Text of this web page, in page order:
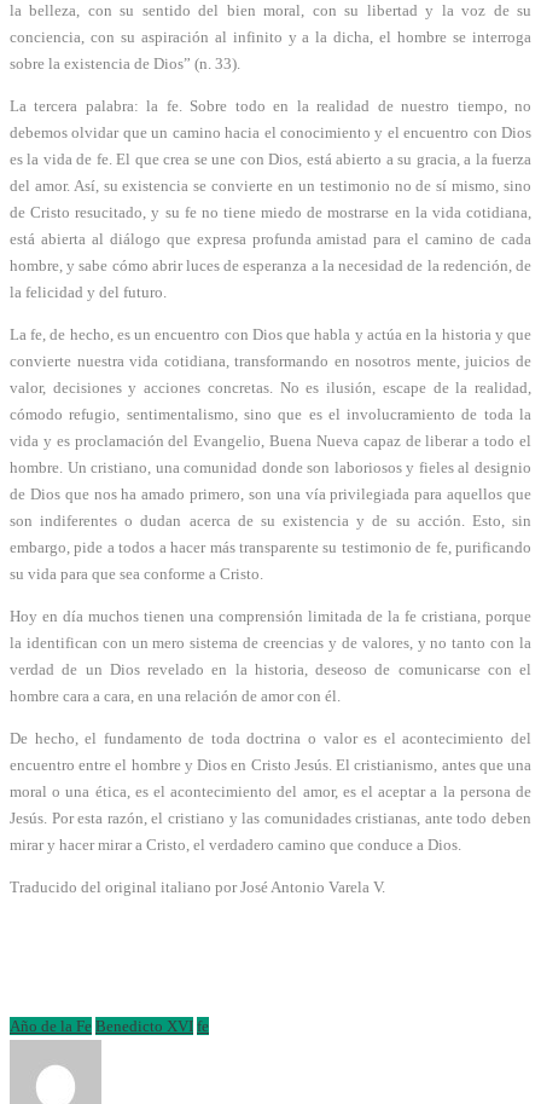
la belleza, con su sentido del bien moral, con su libertad y la voz de su
conciencia, con su aspiración al infinito y a la dicha, el hombre se interroga
sobre la existencia de Dios” (n. 33).
La tercera palabra: la fe. Sobre todo en la realidad de nuestro tiempo, no
debemos olvidar que un camino hacia el conocimiento y el encuentro con Dios
es la vida de fe. El que crea se une con Dios, está abierto a su gracia, a la fuerza
del amor. Así, su existencia se convierte en un testimonio no de sí mismo, sino
de Cristo resucitado, y su fe no tiene miedo de mostrarse en la vida cotidiana,
está abierta al diálogo que expresa profunda amistad para el camino de cada
hombre, y sabe cómo abrir luces de esperanza a la necesidad de la redención, de
la felicidad y del futuro.
La fe, de hecho, es un encuentro con Dios que habla y actúa en la historia y que
convierte nuestra vida cotidiana, transformando en nosotros mente, juicios de
valor, decisiones y acciones concretas. No es ilusión, escape de la realidad,
cómodo refugio, sentimentalismo, sino que es el involucramiento de toda la
vida y es proclamación del Evangelio, Buena Nueva capaz de liberar a todo el
hombre. Un cristiano, una comunidad donde son laboriosos y fieles al designio
de Dios que nos ha amado primero, son una vía privilegiada para aquellos que
son indiferentes o dudan acerca de su existencia y de su acción. Esto, sin
embargo, pide a todos a hacer más transparente su testimonio de fe, purificando
su vida para que sea conforme a Cristo.
Hoy en día muchos tienen una comprensión limitada de la fe cristiana, porque
la identifican con un mero sistema de creencias y de valores, y no tanto con la
verdad de un Dios revelado en la historia, deseoso de comunicarse con el
hombre cara a cara, en una relación de amor con él.
De hecho, el fundamento de toda doctrina o valor es el acontecimiento del
encuentro entre el hombre y Dios en Cristo Jesús. El cristianismo, antes que una
moral o una ética, es el acontecimiento del amor, es el aceptar a la persona de
Jesús. Por esta razón, el cristiano y las comunidades cristianas, ante todo deben
mirar y hacer mirar a Cristo, el verdadero camino que conduce a Dios.
Traducido del original italiano por José Antonio Varela V.
Año de la Fe Benedicto XVI fe